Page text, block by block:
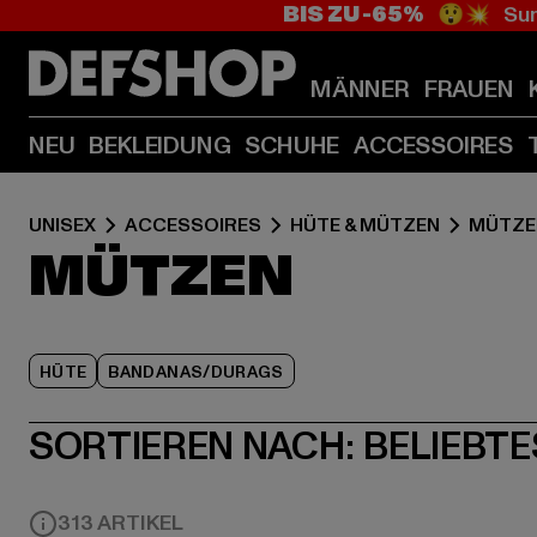
BIS ZU -65% 😲💥
MÄNNER FRAUEN
NEU BEKLEIDUNG SCHUHE ACCESSOIRES
UNISEX ACCESSOIRES HÜTE & MÜTZEN
MÜTZEN
HÜTE BANDANAS/DURAGS
SORTIEREN NACH:
313 ARTIKEL